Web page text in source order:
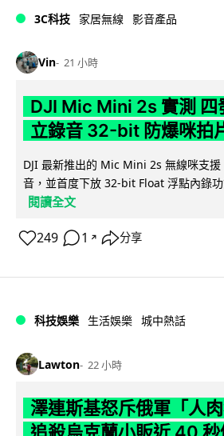
3C科技 家居無線 影音產品
Vin 21 小時
DJI Mic Mini 2s 實測 四
立錄音 32-bit 防爆咪拍
DJI 最新推出的 Mic Mini 2s 無線咪支
音，並首度下放 32-bit Float 浮點內錄
閱讀全文
249 1 ↗ 分享
科技娛樂 生活娛樂 城中熱話
Lawton 22 小時
澤連斯基怒斥俄軍「人